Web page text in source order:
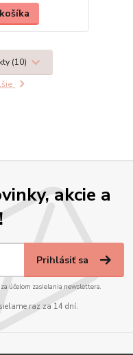
(10)
akcie a
Prihlásiť sa
za účelom zasielania newslettera.
raz za 14 dní.